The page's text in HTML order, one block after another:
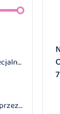
Środek spożywczy specjalnego przeznaczenia żywieniowego
Żywność specjalnego przeznaczenia medycznego